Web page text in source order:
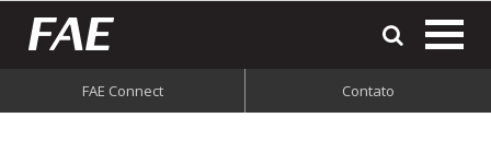
FAE Connect Contato